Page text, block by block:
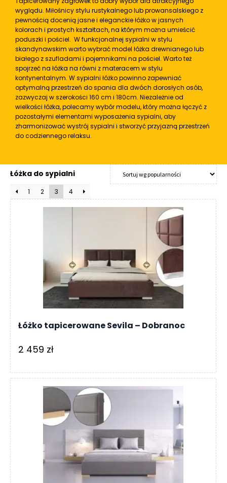
R
A
K
O
N
T
A
K
T
B
L
O
G
W
Y
P
R
Z
D
A
Ż
wyglądu. Miłośnicy stylu rustykalnego lub prowansalskiego z
pewnością docenią jasne i eleganckie łóżko w jasnych
kolorach i prostych kształtach, na którym można umieścić
poduszki i pościel. W funkcjonalnej sypialni w stylu
skandynawskim warto wybrać model łóżka drewnianego lub
białego z szufladami i pojemnikami na pościel. Warto też
spojrzeć na łóżka na równi z materacem w stylu
kontynentalnym. W sypialni łóżko powinno zapewniać
optymalną przestrzeń do spania dla dwóch dorosłych osób,
zazwyczaj w szerokości 160 cm i 180cm. Niezależnie od
wielkości łóżka, polecamy wybór modelu, który można łączyć z
pozostałymi elementami wyposażenia sypialni, aby
zharmonizować wystrój sypialni i stworzyć przyjazną przestrzeń
do codziennego relaksu.
Łóżka do sypialni
1 2 3 4
Łóżko tapicerowane Sevila – Dobranoc
2 459 zł